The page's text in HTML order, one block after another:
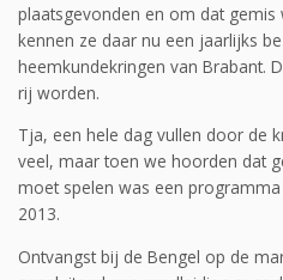
plaatsgevonden en om dat gemis
kennen ze daar nu een jaarlijks
heemkundekringen van Brabant.
rij worden.
Tja, een hele dag vullen door de
veel, maar toen we hoorden dat
moet spelen was een
2013.
Ontvangst bij de Bengel op de